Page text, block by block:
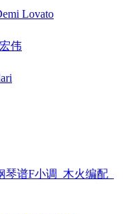
Lovato
伟
谱F小调_木火编配_